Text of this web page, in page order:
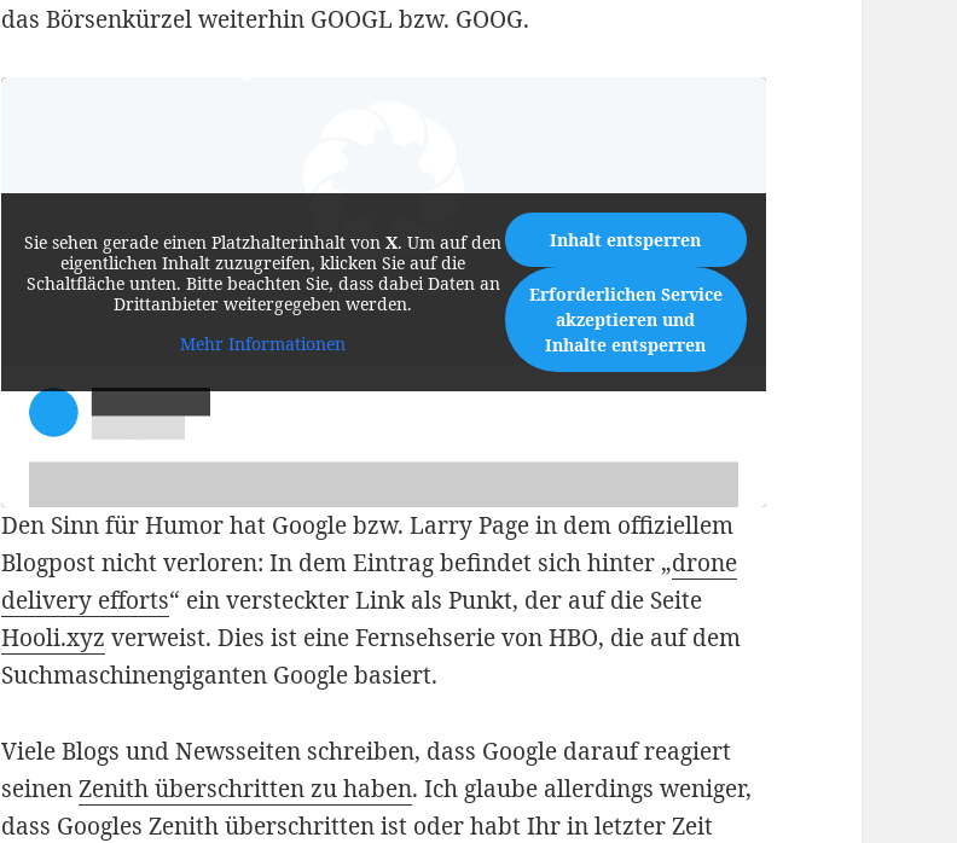
das Börsenkürzel weiterhin GOOGL bzw. GOOG.
Sie sehen gerade einen Platzhalterinhalt vonX. Um auf den
eigentlichen Inhalt zuzugreifen, klicken Sie auf die
Schaltfläche unten. Bitte beachten Sie, dass dabei Daten an
Drittanbieter weitergegeben werden.
Mehr Informationen
Inhalt entsperren
Erforderlichen Service
akzeptieren und
Inhalte entsperren
Den Sinn für Humor hat Google bzw. Larry Page in dem offiziellem
Blogpost nicht verloren: In dem Eintrag befindet sich hinter „drone
delivery efforts“ ein versteckter Link als Punkt, der auf die Seite
Hooli.xyz verweist. Dies ist eine Fernsehserie von HBO, die auf dem
Suchmaschinengiganten Google basiert.
Viele Blogs und Newsseiten schreiben, dass Google darauf reagiert
seinenZenith überschritten zu haben. Ich glaube allerdings weniger,
dass Googles Zenith überschritten ist oder habt Ihr in letzter Zeit